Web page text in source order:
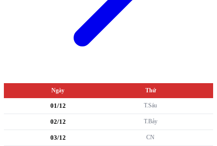
Ngày Thứ
01/12 T.Sáu
02/12 T.Bảy
03/12 CN